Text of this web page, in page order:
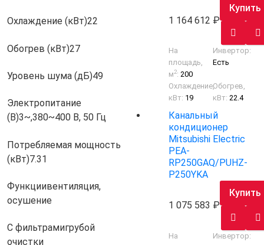
Охлаждение (кВт)22
Обогрев (кВт)27
Уровень шума (дБ)49
Электропитание
(В)3~,380~400 В, 50 Гц
Потребляемая мощность
(кВт)7.31
Функциивентиляция,
осушение
С фильтрамигрубой
очистки
1 164 612
Купить
На
площадь,
м2:200
Инвертор:
Есть
Охлаждение,
кВт: 19
Обогрев,
кВт:22.4
Канальный
кондиционер
Mitsubishi Electric
PEA-
RP250GAQ/PUHZ-
P250YKA
1 075 583
Купить
На
Инвертор: